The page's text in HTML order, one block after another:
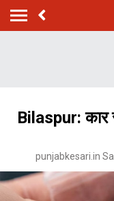
Bilaspur: कार
punjabkesari.in